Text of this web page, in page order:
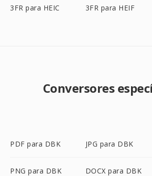
3FR para HEIC 3FR para HEIF
Conversores
PDF para DBK JPG para DBK
PNG para DBK DOCX para DBK